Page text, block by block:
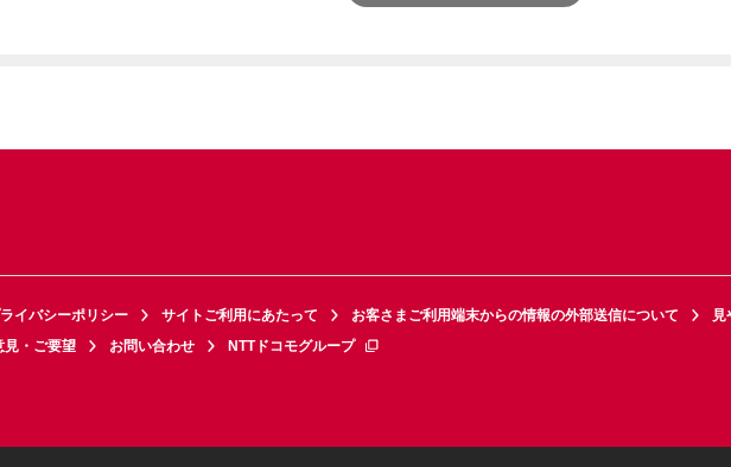
イバシーポリシー サイトご利用にあたって お客さまご利用端末からの情報の外部送信について
見
見・ご要望 お問い合わせ NTTドコモグループ